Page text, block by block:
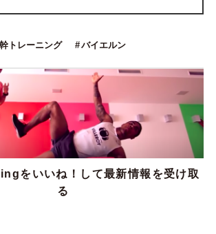
トレーニング バイエルン
をいいね！して最新情報を受け取
る